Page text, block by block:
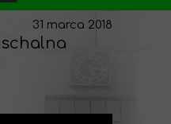
31 marca 2018